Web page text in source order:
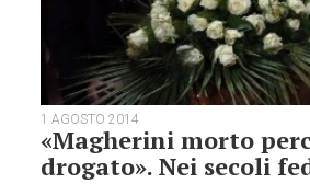
1 AGOSTO 2014
«Magherini morto
drogato». Nei secoli